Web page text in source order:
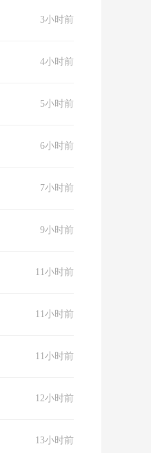
3小时前
4小时前
5小时前
6小时前
7小时前
9小时前
11小时前
11小时前
11小时前
12小时前
13小时前